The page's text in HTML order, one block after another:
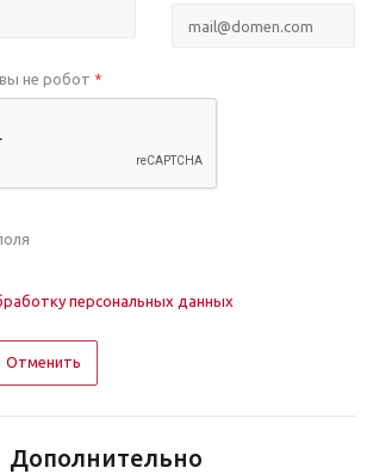
не робот *
персональных данных
Отменить
Дополнительно